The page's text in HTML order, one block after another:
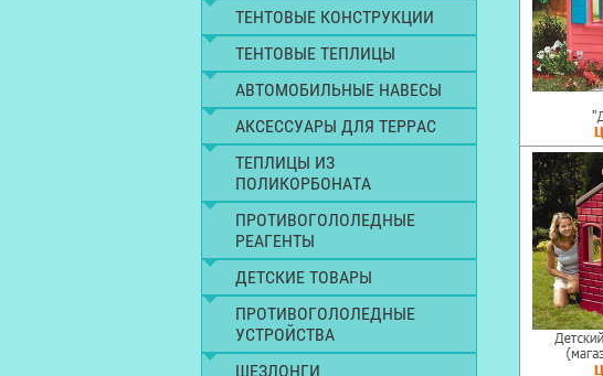
ТЕНТОВЫЕ КОНСТРУКЦИИ
ТЕНТОВЫЕ ТЕПЛИЦЫ
АВТОМОБИЛЬНЫЕ НАВЕСЫ
АКСЕССУАРЫ ДЛЯ ТЕРРАС
ТЕПЛИЦЫ ИЗ
ПОЛИКОРБОНАТА
ПРОТИВОГОЛОЛЕДНЫЕ
РЕАГЕНТЫ
ДЕТСКИЕ ТОВАРЫ
ПРОТИВОГОЛОЛЕДНЫЕ
УСТРОЙСТВА
ШЕЗЛОНГИ